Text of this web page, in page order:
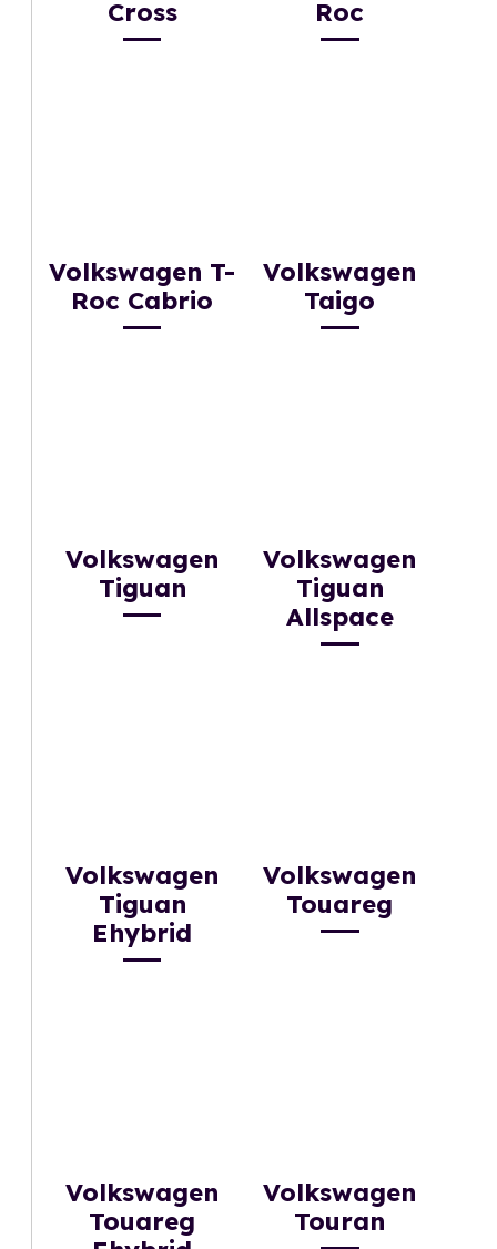
Cross Roc
Volkswagen T-
Roc Cabrio
Volkswagen
Taigo
Volkswagen
Tiguan
Volkswagen
Tiguan
Allspace
Volkswagen
Tiguan
Ehybrid
Volkswagen
Touareg
Volkswagen
Touareg
Volkswagen
Touran